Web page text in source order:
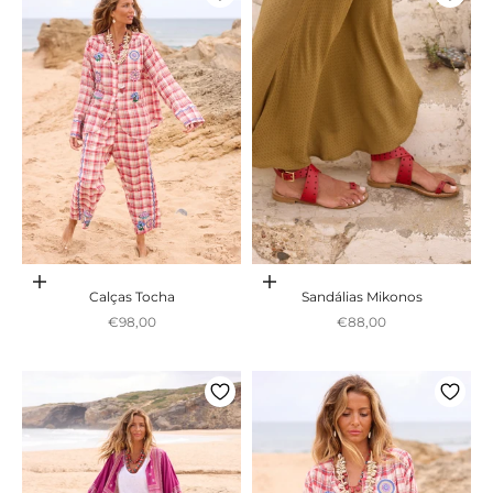
Adicionar ao carrinho
Calças Tocha
Preço promocional
€98,00
Escolher opções
Sandálias Mikonos
Preço promocional
€88,00